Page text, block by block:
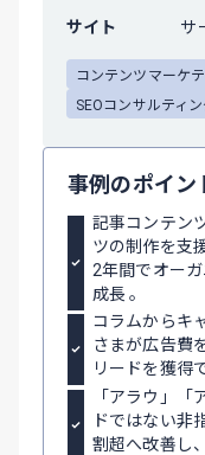
サイト
サ
コンテンツマーケ
SEOコンサルティ
事例のポイン
記事コンテン
ツの制作を支
2年間でオー
成長 。
コラムからキ
さまが広告費
リードを獲得
「アラウ」「
ドではない非
割超へ改善し